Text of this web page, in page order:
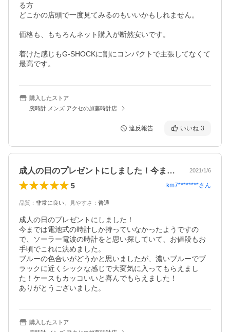
る方
どこかの店頭で一度見てみるのもいいかもしれません。
価格も、もちろんネット購入が断然安いです。
着けた感じもG-SHOCKに割にコンパクトで主張してなくて
最高です。
購入したストア
腕時計 メンズ アクセの加藤時計店
違反報告 いいね 3
成人の日のプレゼントにしました！今まで… 2021/1/6
5 km7********さん
品質 ： 非常に良い 見やすさ ： 普通
成人の日のプレゼントにしました！
今までは電池式の時計しか持っていなかったようですの
で、ソーラー電波の時計をと思い探していて、お値段もお
手頃でこれに決めました。
ブルーの色合いがどうかと思いましたが、濃いブルーでブ
ラックに近くシックな感じで大変気に入ってもらえまし
た！ケースもカッコいいと喜んでもらえました！
ありがとうございました。
購入したストア